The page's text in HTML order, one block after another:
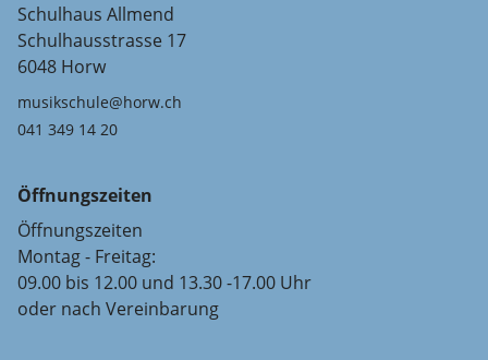
Schulhaus Allmend
Schulhausstrasse 17
6048 Horw
musikschule@horw.ch
041 349 14 20
Öffnungszeiten
Öffnungszeiten
Montag - Freitag:
09.00 bis 12.00 und 13.30 -17.00 Uhr
oder nach Vereinbarung